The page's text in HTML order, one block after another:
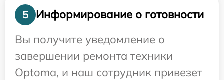
5
Информирование о готовности
Вы получите уведомление о
завершении ремонта техники
Optoma, и наш сотрудник привезет